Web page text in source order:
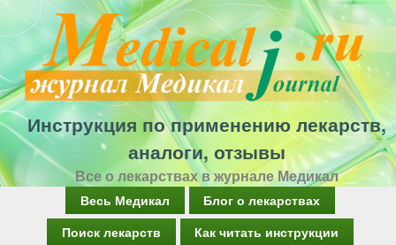
Перейти
к
основному
содержанию
Инструкция по применению лекарств,
аналоги, отзывы
Все о лекарствах в журнале Медикал
Весь Медикал
Блог о лекарствах
Поиск лекарств
Как читать инструкции